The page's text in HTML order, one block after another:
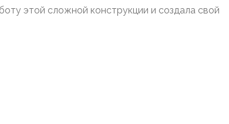
этой сложной конструкции и создала свой